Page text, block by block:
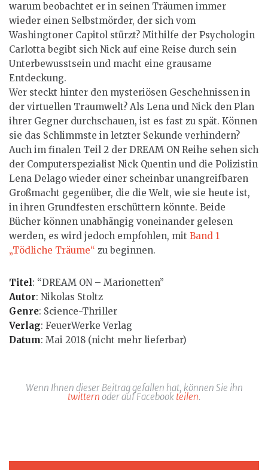
warum beobachtet er in seinen Träumen immer
wieder einen Selbstmörder, der sich vom
Washingtoner Capitol stürzt? Mithilfe der Psychologin
Carlotta begibt sich Nick auf eine Reise durch sein
Unterbewusstsein und macht eine grausame
Entdeckung.
Wer steckt hinter den mysteriösen Geschehnissen in
der virtuellen Traumwelt? Als Lena und Nick den Plan
ihrer Gegner durchschauen, ist es fast zu spät. Können
sie das Schlimmste in letzter Sekunde verhindern?
Auch im finalen Teil 2 der DREAM ON Reihe sehen sich
der Computerspezialist Nick Quentin und die Polizistin
Lena Delago wieder einer scheinbar unangreifbaren
Großmacht gegenüber, die die Welt, wie sie heute ist,
in ihren Grundfesten erschüttern könnte. Beide
Bücher können unabhängig voneinander gelesen
werden, es wird jedoch empfohlen, mit Band 1
„Tödliche Träume“ zu beginnen.
Titel: “DREAM ON – Marionetten”
Autor: Nikolas Stoltz
Genre: Science-Thriller
Verlag: FeuerWerke Verlag
Datum: Mai 2018 (nicht mehr lieferbar)
Wenn Ihnen dieser Beitrag gefallen hat, können Sie ihn
twittern oder auf Facebook teilen.